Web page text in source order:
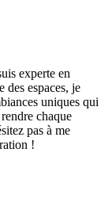
experte en
des espaces, je
uniques qui
chaque
pas à me
!